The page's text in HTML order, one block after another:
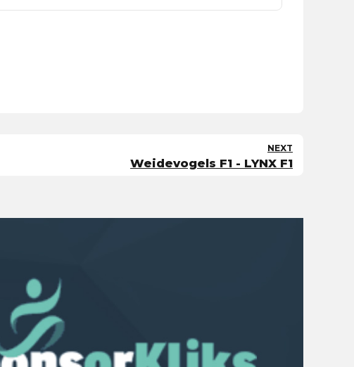
NEXT
Weidevogels F1 - LYNX F1